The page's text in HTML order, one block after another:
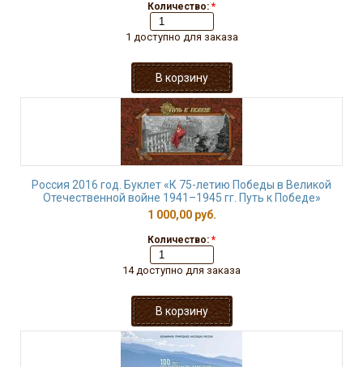
Количество: *
1 доступно для заказа
Россия 2016 год. Буклет «К 75-летию Победы в Великой
Отечественной войне 1941–1945 гг. Путь к Победе»
1 000,00 руб.
Количество: *
14 доступно для заказа